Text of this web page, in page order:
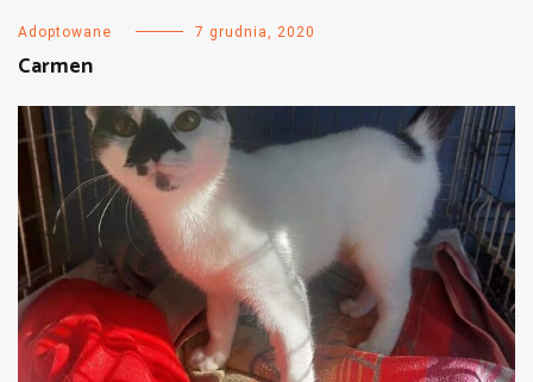
Adoptowane 7 grudnia, 2020
Carmen